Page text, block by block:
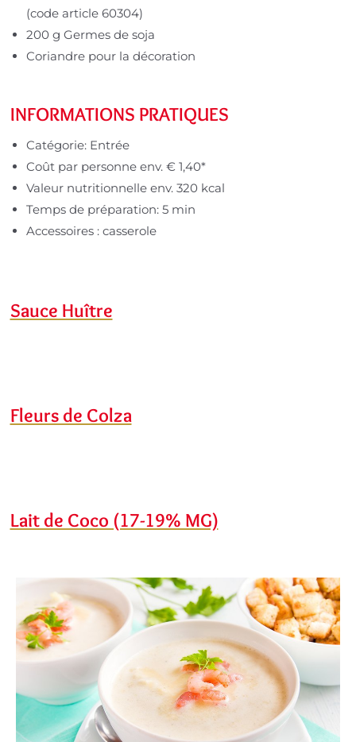
(code article 60304)
200 g Germes de soja
Coriandre pour la décoration
INFORMATIONS PRATIQUES
Catégorie: Entrée
Coût par personne env. € 1,40*
Valeur nutritionnelle env. 320 kcal
Temps de préparation: 5 min
Accessoires : casserole
Sauce Huître
Fleurs de Colza
Lait de Coco (17-19% MG)